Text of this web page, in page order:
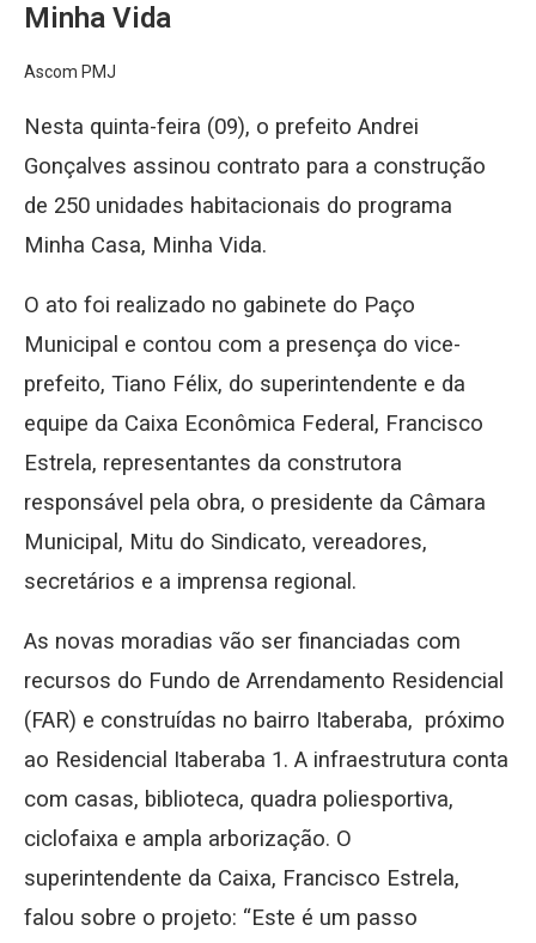
Minha Vida
Ascom PMJ
Nesta quinta-feira (09), o prefeito Andrei
Gonçalves assinou contrato para a construção
de 250 unidades habitacionais do programa
Minha Casa, Minha Vida.
O ato foi realizado no gabinete do Paço
Municipal e contou com a presença do vice-
prefeito, Tiano Félix, do superintendente e da
equipe da Caixa Econômica Federal, Francisco
Estrela, representantes da construtora
responsável pela obra, o presidente da Câmara
Municipal, Mitu do Sindicato, vereadores,
secretários e a imprensa regional.
As novas moradias vão ser financiadas com
recursos do Fundo de Arrendamento Residencial
(FAR) e construídas no bairro Itaberaba, próximo
ao Residencial Itaberaba 1. A infraestrutura conta
com casas, biblioteca, quadra poliesportiva,
ciclofaixa e ampla arborização. O
superintendente da Caixa, Francisco Estrela,
falou sobre o projeto: “Este é um passo